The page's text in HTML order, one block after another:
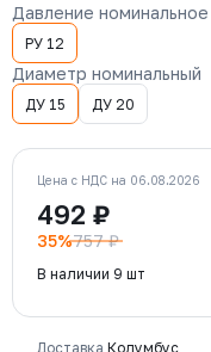
Давление номинальное
РУ 12
Диаметр номинальный
ДУ 15 ДУ 20
Цена с НДС на 06.08.2026
492 ₽
35%757 ₽
В наличии 9 шт
Доставка Колумбус